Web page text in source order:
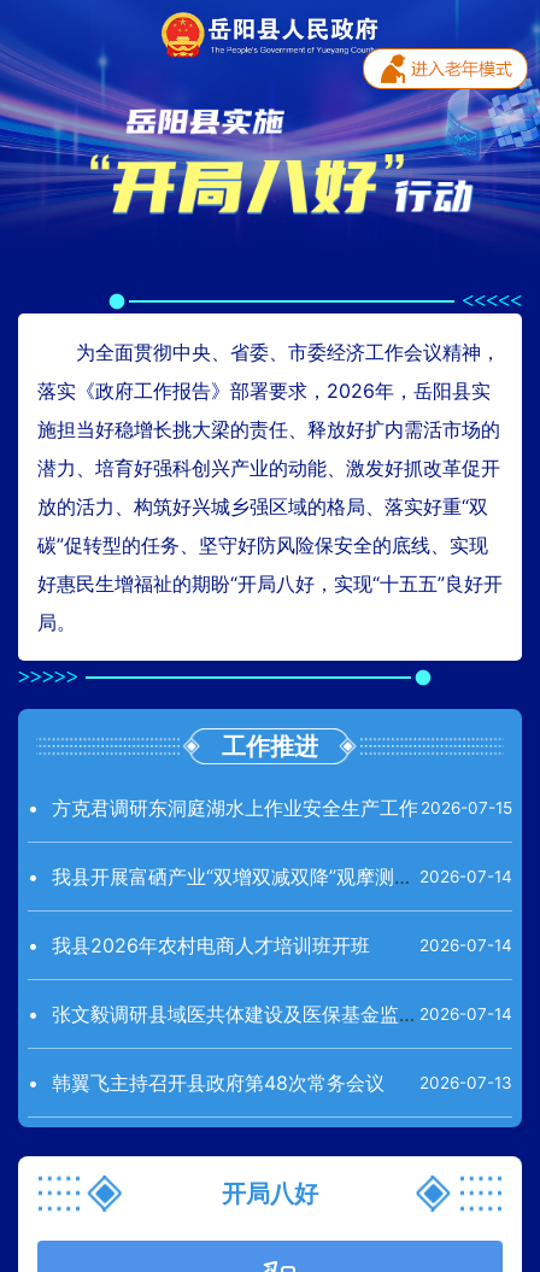
为全面贯彻中央、省委、市委经济工作会议精神，
落实《政府工作报告》部署要求，2026年，岳阳县实
施担当好稳增长挑大梁的责任、释放好扩内需活市场的
潜力、培育好强科创兴产业的动能、激发好抓改革促开
放的活力、构筑好兴城乡强区域的格局、落实好重“双
碳”促转型的任务、坚守好防风险保安全的底线、实现
好惠民生增福祉的期盼“开局八好，实现“十五五”良好开
局。
工作推进
方克君调研东洞庭湖水上作业安全生产工作2026-07-15
我县开展富硒产业“双增双减双降”观摩测产活动 2026-07-14
我县2026年农村电商人才培训班开班 2026-07-14
张文毅调研县域医共体建设及医保基金监管工作 2026-07-14
韩翼飞主持召开县政府第48次常务会议 2026-07-13
开局八好